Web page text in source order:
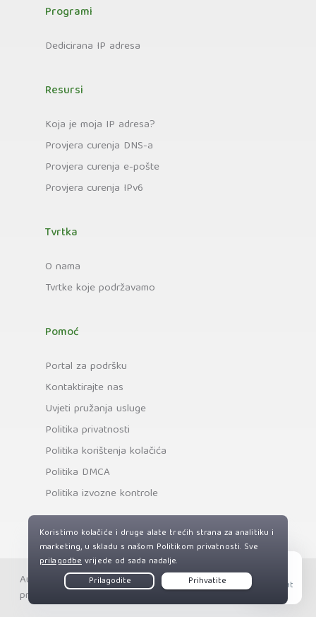
Programi
Dedicirana IP adresa
Resursi
Koja je moja IP adresa?
Provjera curenja DNS-a
Provjera curenja e-pošte
Provjera curenja IPv6
Tvrtka
O nama
Tvrtke koje podržavamo
Pomoć
Portal za podršku
Kontaktirajte nas
Uvjeti pružanja usluge
Politika privatnosti
Politika korištenja kolačića
Politika DMCA
Politika izvozne kontrole
Autorska prava © Private Internet Access, Inc. Sva prava
pridržana.
Live Chat